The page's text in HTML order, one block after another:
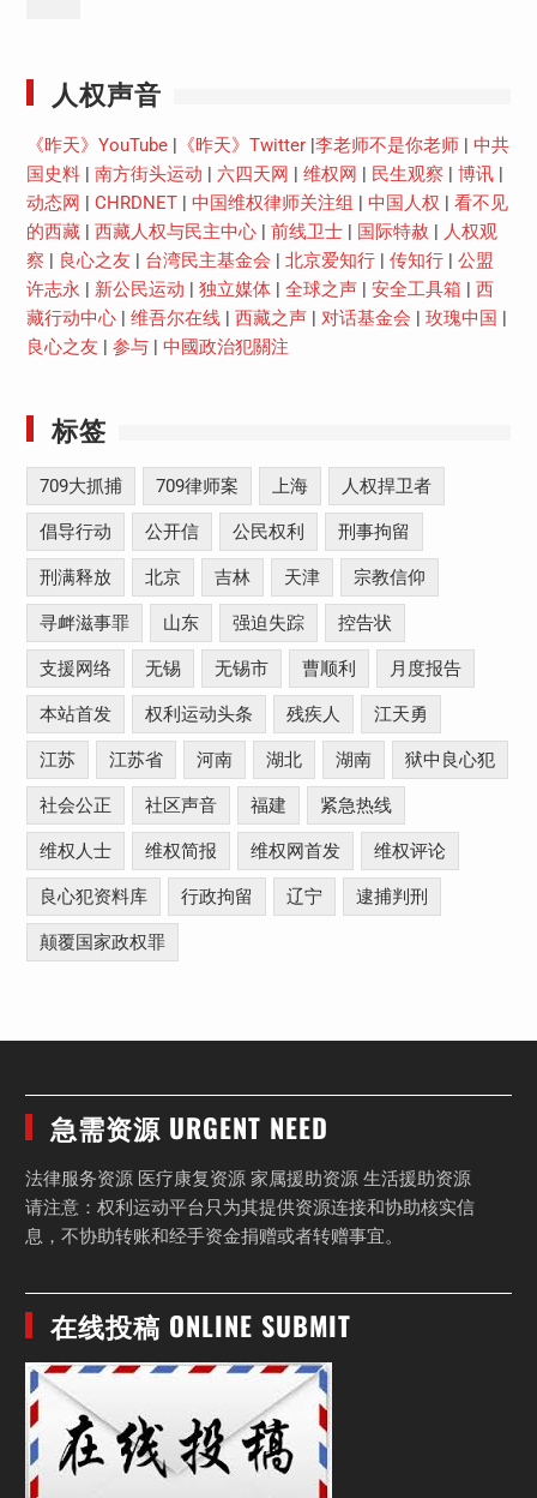
人权声音
《昨天》YouTube| 《昨天》Twitter| 李老师不是你老师| 中共
国史料| 南方街头运动 六四天网 维权网 民生观察 博讯|
动态网
CHRDNET| 中国维权律师关注组 中国人权
看不见
的西藏| 西藏人权与民主中心| 前线卫士| 国际特赦
人权观
察
良心之友 台湾民主基金会 北京爱知行| 传知行| 公盟
许志永
新公民运动 独立媒体| 全球之声| 安全工具箱
西
藏行动中心| 维吾尔在线| 西藏之声| 对话基金会 玫瑰中国
良心之友
参与| 中國政治犯關注
标签
709大抓捕 709律师案 上海 人权捍卫者
倡导行动 公开信 公民权利 刑事拘留
刑满释放 北京 吉林 天津 宗教信仰
寻衅滋事罪 山东 强迫失踪 控告状
支援网络 无锡 无锡市 曹顺利 月度报告
本站首发 权利运动头条 残疾人 江天勇
江苏 江苏省 河南 湖北 湖南 狱中良心犯
社会公正 社区声音 福建 紧急热线
维权人士 维权简报 维权网首发 维权评论
良心犯资料库 行政拘留 辽宁 逮捕判刑
颠覆国家政权罪
急需资源 URGENT NEED
法律服务资源 医疗康复资源 家属援助资源 生活援助资源
请注意：权利运动平台只为其提供资源连接和协助核实信
息，不协助转账和经手资金捐赠或者转赠事宜。
在线投稿 ONLINE SUBMIT